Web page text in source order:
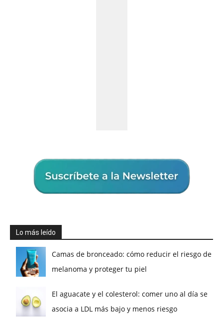
Lo más leído
Camas de bronceado: cómo reducir el riesgo de
melanoma y proteger tu piel
El aguacate y el colesterol: comer uno al día se
asocia a LDL más bajo y menos riesgo